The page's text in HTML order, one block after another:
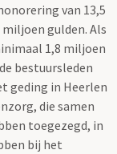
van 13,5
gulden. Als
1,8 miljoen
bestuursleden
geding in Heerlen
die samen
toegezegd, in
bij het